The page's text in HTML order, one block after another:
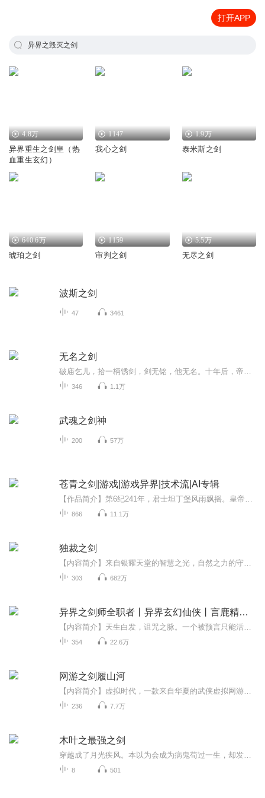
打开APP
异界之毁灭之剑
4.8万
异界重生之剑皇（热
血重生玄幻）
1147
我心之剑
1.9万
泰米斯之剑
640.6万
琥珀之剑
1159
审判之剑
5.5万
无尽之剑
波斯之剑
47 3461
无名之剑
346 1.1万
武魂之剑神
200 57万
苍青之剑|游戏|游戏异界|技术流|AI专辑
866 11.1万
独裁之剑
303 682万
异界之剑师全职者丨异界玄幻仙侠丨言鹿精品多人有声剧
354 22.6万
网游之剑履山河
236 7.7万
木叶之最强之剑
8 501